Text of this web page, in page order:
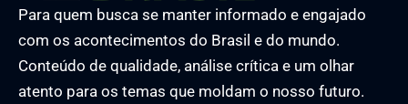
Para quem busca se manter informado e engajado
com os acontecimentos do Brasil e do mundo.
Conteúdo de qualidade, análise crítica e um olhar
atento para os temas que moldam o nosso futuro.